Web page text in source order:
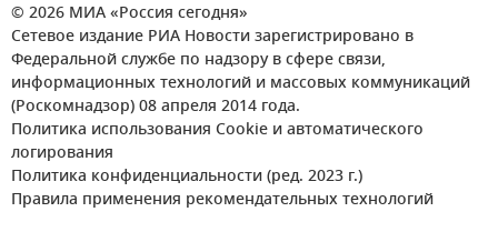
© 2026 МИА «Россия сегодня»
Сетевое издание РИА Новости зарегистрировано в
Федеральной службе по надзору в сфере связи,
информационных технологий и массовых коммуникаций
(Роскомнадзор) 08 апреля 2014 года.
Политика использования Cookie и автоматического
логирования
Политика конфиденциальности (ред. 2023 г.)
Правила применения рекомендательных технологий